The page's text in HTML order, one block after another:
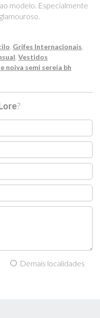
modelo. Especialmente
Grifes Internacionais
Vestidos
noiva semi sereia bh
?
Demais localidades